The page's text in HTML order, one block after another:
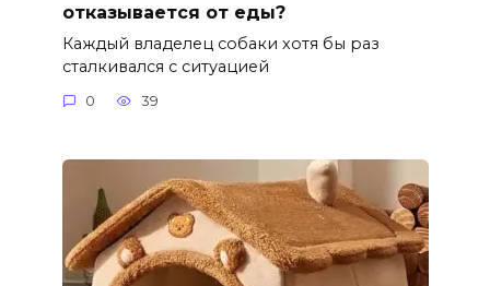
отказывается от еды?
Каждый владелец собаки хотя бы раз
сталкивался с ситуацией
0 39